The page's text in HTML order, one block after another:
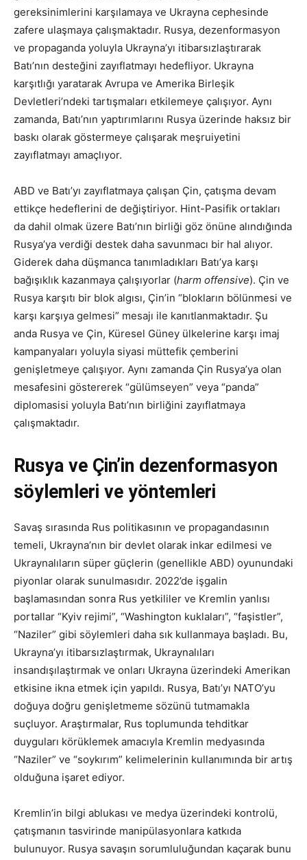
gereksinimlerini karşılamaya ve Ukrayna cephesinde
zafere ulaşmaya çalışmaktadır. Rusya, dezenformasyon
ve propaganda yoluyla Ukrayna’yı itibarsızlaştırarak
Batı’nın desteğini zayıflatmayı hedefliyor. Ukrayna
karşıtlığı yaratarak Avrupa ve Amerika Birleşik
Devletleri’ndeki tartışmaları etkilemeye çalışıyor. Aynı
zamanda, Batı’nın yaptırımlarını Rusya üzerinde haksız bir
baskı olarak göstermeye çalışarak meşruiyetini
zayıflatmayı amaçlıyor.
ABD ve Batı’yı zayıflatmaya çalışan Çin, çatışma devam
ettikçe hedeflerini de değiştiriyor. Hint-Pasifik ortakları
da dahil olmak üzere Batı’nın birliği göz önüne alındığında
Rusya’ya verdiği destek daha savunmacı bir hal alıyor.
Giderek daha düşmanca tanımladıkları Batı’ya karşı
bağışıklık kazanmaya çalışıyorlar (harm offensive). Çin ve
Rusya karşıtı bir blok algısı, Çin’in “blokların bölünmesi ve
karşı karşıya gelmesi” mesajı ile kanıtlanmaktadır. Şu
anda Rusya ve Çin, Küresel Güney ülkelerine karşı imaj
kampanyaları yoluyla siyasi müttefik çemberini
genişletmeye çalışıyor. Aynı zamanda Çin Rusya’ya olan
mesafesini göstererek “gülümseyen” veya “panda”
diplomasisi yoluyla Batı’nın birliğini zayıflatmaya
çalışmaktadır.
Rusya ve Çin’in dezenformasyon
söylemleri ve yöntemleri
Savaş sırasında Rus politikasının ve propagandasının
temeli, Ukrayna’nın bir devlet olarak inkar edilmesi ve
Ukraynalıların süper güçlerin (genellikle ABD) oyunundaki
piyonlar olarak sunulmasıdır. 2022’de işgalin
başlamasından sonra Rus yetkililer ve Kremlin yanlısı
portallar “Kyiv rejimi”, “Washington kuklaları”, “faşistler”,
“Naziler” gibi söylemleri daha sık kullanmaya başladı. Bu,
Ukrayna’yı itibarsızlaştırmak, Ukraynalıları
insandışılaştırmak ve onları Ukrayna üzerindeki Amerikan
etkisine ikna etmek için yapıldı. Rusya, Batı’yı NATO’yu
doğuya doğru genişletmeme sözünü tutmamakla
suçluyor. Araştırmalar, Rus toplumunda tehditkar
duyguları körüklemek amacıyla Kremlin medyasında
“Naziler” ve “soykırım” kelimelerinin kullanımında bir artış
olduğuna işaret ediyor.
Kremlin’in bilgi ablukası ve medya üzerindeki kontrolü,
çatışmanın tasvirinde manipülasyonlara katkıda
bulunuyor. Rusya savaşın sorumluluğundan kaçarak bunu